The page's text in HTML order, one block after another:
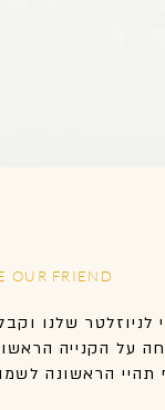
OUR FRIEND
לניוזלטר שלנו
תהיי הראשונה